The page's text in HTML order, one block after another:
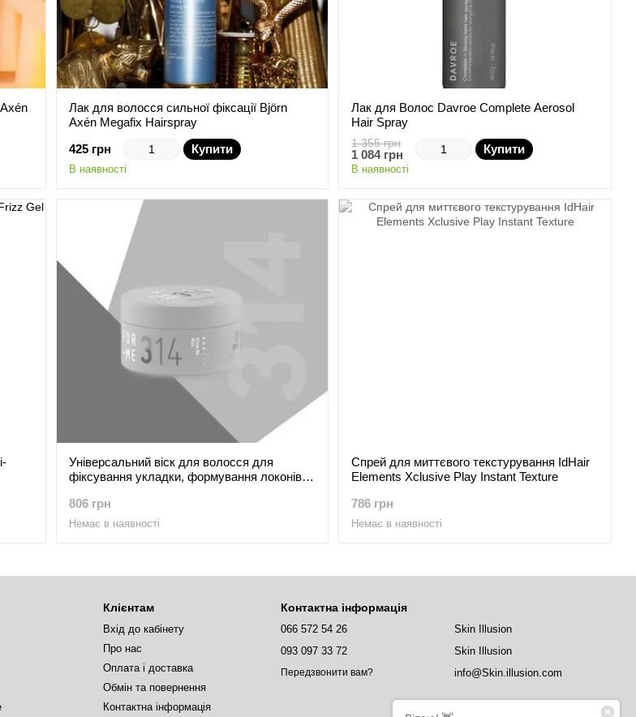
Лак для волосся сильної фіксації Björn
Axén Megafix Hairspray
425 грн
Купити
В наявності
Лак для Волос Davroe Complete Aerosol
Hair Spray
1 355 грн
1 084 грн Купити
В наявності
Універсальний віск для волосся для
фіксування укладки, формування локонів
806 грн
Немає в наявності
Спрей для миттєвого текстурування IdHair
Elements Xclusive Play Instant Texture
786 грн
Немає в наявності
Клієнтам
Вхід до кабінету
Про нас
Оплата і доставка
Обмін та повернення
Контактна інформація
Контактна інформація
066 572 54 26
093 097 33 72
Передзвонити вам?
Skin Illusion
Skin Illusion
info@Skin.illusion.com
м.Ужгород, вулиця Івана Чендея,